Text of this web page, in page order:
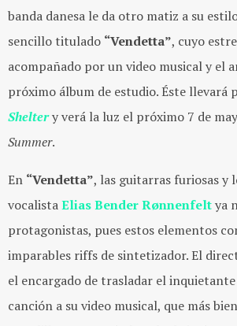
banda danesa le da otro matiz a su
sencillo titulado “Vendetta”, cuyo
acompañado por un video musical y el
próximo álbum de estudio. Éste
Sheltery verá la luz el próximo 7 de
Summer.
En “Vendetta”, las guitarras furiosas y
vocalistaElias Bender Rønnenfeltya
protagonistas, pues estos elementos
imparables riffs de sintetizador. El
el encargado de trasladar el
canción a su video musical, que más